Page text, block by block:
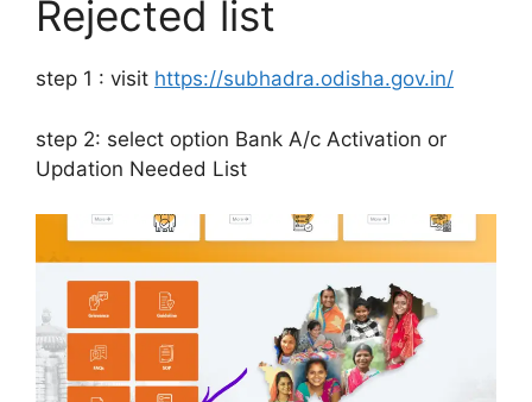
Rejected list
step 1 : visit https://subhadra.odisha.gov.in/
step 2: select option Bank A/c Activation or
Updation Needed List